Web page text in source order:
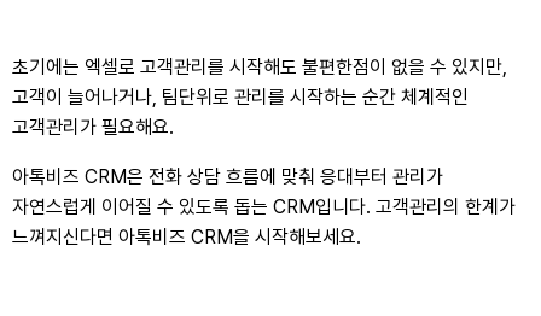
초기에는 엑셀로 고객관리를 시작해도 불편한점이 없을 수 있지만,
고객이 늘어나거나, 팀단위로 관리를 시작하는 순간 체계적인
고객관리가 필요해요.
아톡비즈 CRM은 전화 상담 흐름에 맞춰 응대부터 관리가
자연스럽게 이어질 수 있도록 돕는 CRM입니다. 고객관리의 한계가
느껴지신다면 아톡비즈 CRM을 시작해보세요.